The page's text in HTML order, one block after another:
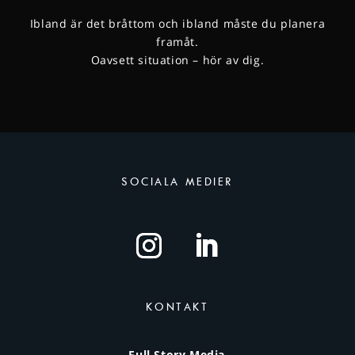
Ibland är det bråttom och ibland måste du planera
framåt.
Oavsett situation – hör av dig.
SOCIALA MEDIER
KONTAKT